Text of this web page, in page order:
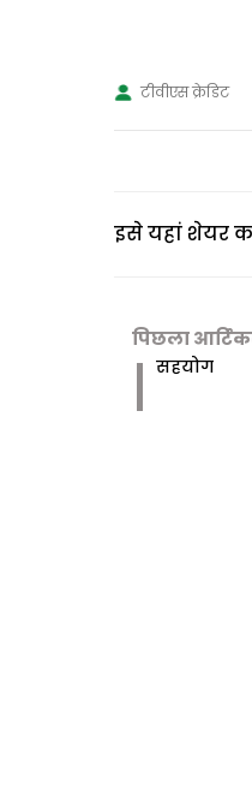
टीवीएस क्रेडिट
इसे यहां शेयर
पिछला
सहयोग